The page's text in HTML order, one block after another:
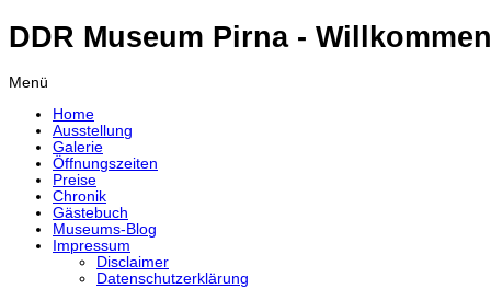
DDR Museum Pirna -
Menü
Home
Ausstellung
Galerie
Öffnungszeiten
Preise
Chronik
Gästebuch
Museums-Blog
Impressum
Disclaimer
Datenschutzerklärung